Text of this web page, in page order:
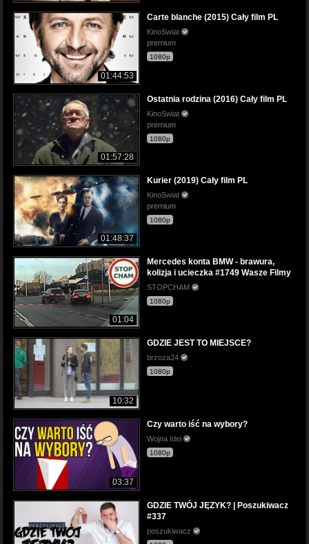
01:44:53
Carte blanche (2015) Cały film PL
KinoSwiat
premium
1080p
01:57:28
Ostatnia rodzina (2016) Cały film PL
KinoSwiat
premium
1080p
01:48:37
Kurier (2019) Cały film PL
KinoSwiat
premium
1080p
01:04
Mercedes konta BMW - brawura,
kolizja i ucieczka #1749 Wasze Filmy
STOPCHAM
1080p
10:32
GDZIE JEST TO MIEJSCE?
brzoza24
1080p
03:37
Czy warto iść na wybory?
Wojna Idei
1080p
GDZIE TWÓJ JĘZYK? | Poszukiwacz
#337
poszukiwacz